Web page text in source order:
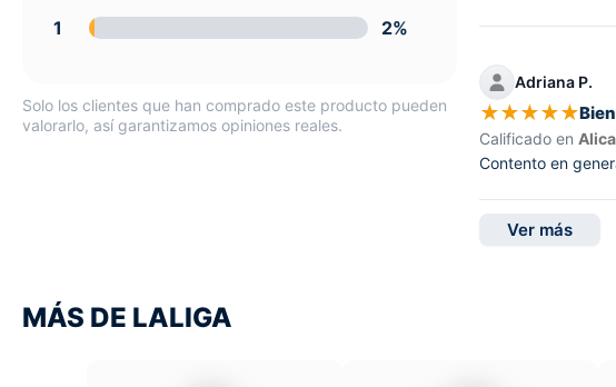
1
2%
Solo los clientes que han comprado este producto pueden
valorarlo, así garantizamos opiniones reales.
Adriana P.
★★★★★
Calificado en
Contento en
Ver más
MÁS DE LALIGA